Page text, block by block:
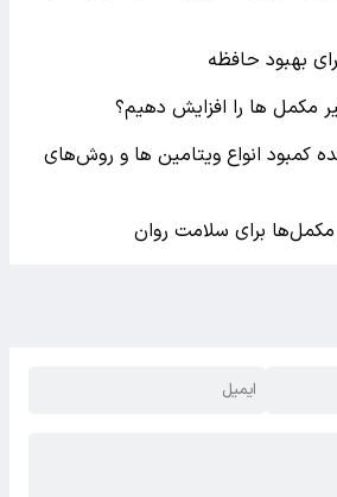
مکمل‌ ها را افزایش دهیم؟
کمبود انواع ویتامین ها و روش‌های
مکمل‌ها برای سلامت روان